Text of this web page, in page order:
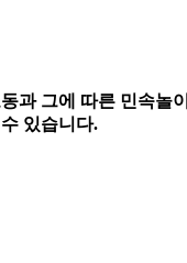
과 그에 따른 민속놀
있습니다.